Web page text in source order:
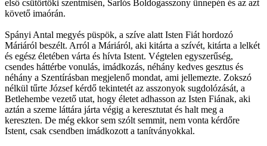
első csütörtöki szentmisén, Sarlós Boldogasszony ünnepén és az azt
követő imaórán.
Spányi Antal megyés püspök, a szíve alatt Isten Fiát hordozó
Máriáról beszélt. Arról a Máriáról, aki kitárta a szívét, kitárta a lelkét
és egész életében várta és hívta Istent. Végtelen egyszerűség,
csendes háttérbe vonulás, imádkozás, néhány kedves gesztus és
néhány a Szentírásban megjelenő mondat, ami jellemezte. Zokszó
nélkül tűrte József kérdő tekintetét az asszonyok sugdolózását, a
Betlehembe vezető utat, hogy életet adhasson az Isten Fiának, aki
aztán a szeme láttára járta végig a keresztutat és halt meg a
kereszten. De még ekkor sem szólt semmit, nem vonta kérdőre
Istent, csak csendben imádkozott a tanítványokkal.